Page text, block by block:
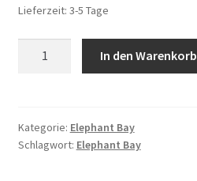
Lieferzeit: 3-5 Tage
Pomegranate
25
In den Warenkorb
Kategorie: Elephant Bay
Schlagwort: Elephant Bay